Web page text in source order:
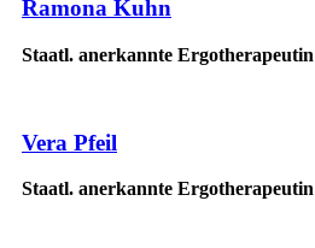
Ramona Kuhn
Staatl. anerkannte Ergotherapeutin
Vera Pfeil
Staatl. anerkannte Ergotherapeutin